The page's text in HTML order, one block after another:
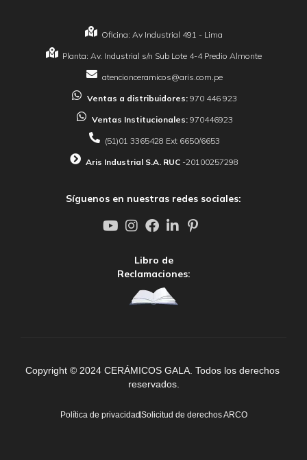
Oficina: Av Industrial 491 - Lima
Planta: Av. Industrial s/n Sub Lote 4-4 Predio Almonte
atencionceramicos@aris.com.pe
Ventas a distribuidores: 970 446 923
Ventas Institucionales: 970446923
(51)01 3365428 Ext 6650/6653
Aris Industrial S.A. RUC -20100257298
Síguenos en nuestras redes sociales:
Libro de
Reclamaciones:
Copyright © 2024 CERÁMICOS GALA. Todos los derechos
reservados.
Política de privacidad Solicitud de derechos ARCO